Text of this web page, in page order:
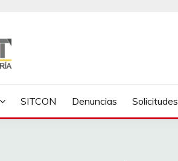
SITCON Denuncias Solicitudes